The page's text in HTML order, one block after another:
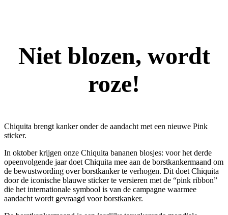
Niet blozen, wordt
roze!
Chiquita brengt kanker onder de aandacht met een nieuwe Pink
sticker.
In oktober krijgen onze Chiquita bananen blosjes: voor het derde
opeenvolgende jaar doet Chiquita mee aan de borstkankermaand om
de bewustwording over borstkanker te verhogen. Dit doet Chiquita
door de iconische blauwe sticker te versieren met de “pink ribbon”
die het internationale symbool is van de campagne waarmee
aandacht wordt gevraagd voor borstkanker.